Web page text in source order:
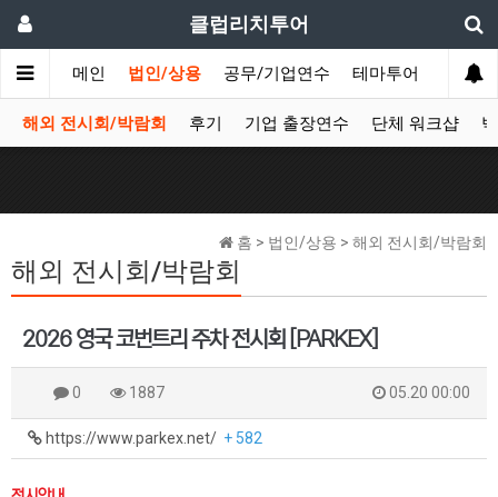
클럽리치투어
메인 법인/상용 공무/기업연수 테마투어 데이투
해외 전시회/박람회 후기 기업 출장연수 단체 워크샵
홈 > 법인/상용 > 해외 전시회/박람회
해외 전시회/박람회
2026 영국 코번트리 주차 전시회 [PARKEX]
0 1887 05.20 00:00
https://www.parkex.net/ + 582